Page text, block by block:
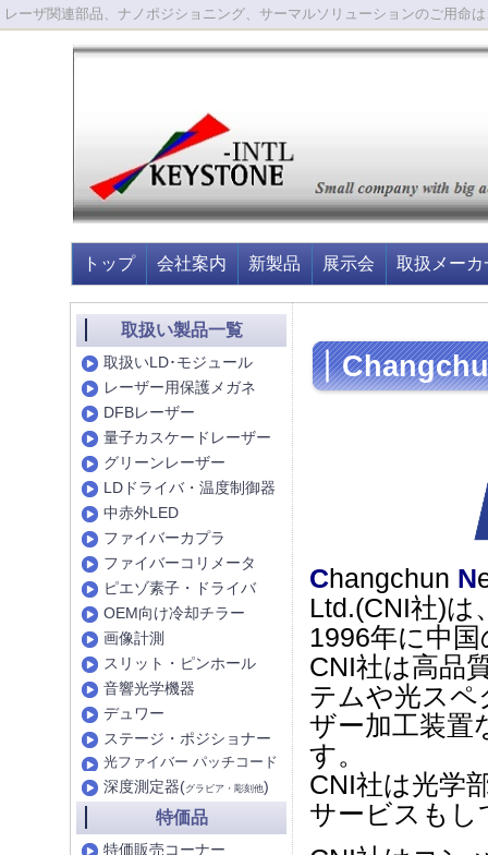
レーザ関連部品、ナノポジショニング、サーマルソリューションのご用命
トップ 会社案内 新製品 展示会 取扱メーカ
Changchun N
Ltd.(CNI社)は
1996年に中
CNI社は高品
テムや光スペ
ザー加工装置
す。
CNI社は光学
サービスもし
取扱い製品一覧
取扱いLD･モジュール
レーザー用保護メガネ
DFBレーザー
量子カスケードレーザー
グリーンレーザー
LDドライバ・温度制御器
中赤外LED
ファイバーカプラ
ファイバーコリメータ
ピエゾ素子・ドライバ
OEM向け冷却チラー
画像計測
スリット・ピンホール
音響光学機器
デュワー
ステージ・ポジショナー
光ファイバー パッチコード
深度測定器(グラビア・彫刻他)
特価品
特価販売コーナー